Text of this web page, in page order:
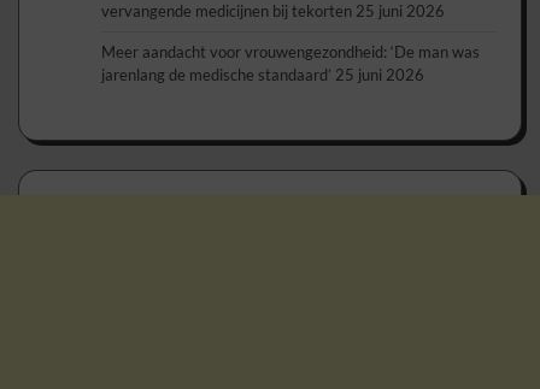
vervangende medicijnen bij tekorten 25 juni 2026
Meer aandacht voor vrouwengezondheid: ‘De man was
jarenlang de medische standaard’ 25 juni 2026